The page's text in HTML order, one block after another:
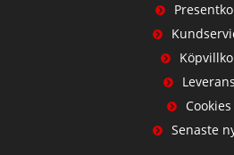
Leverans
Cookies
Senaste